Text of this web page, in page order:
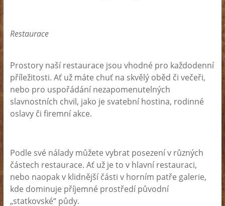
Restaurace
Prostory naší restaurace jsou vhodné pro každodenní
příležitosti. Ať už máte chuť na skvělý oběd či večeři,
nebo pro uspořádání nezapomenutelných
slavnostních chvil, jako je svatební hostina, rodinné
oslavy či firemní akce.
Podle své nálady můžete vybrat posezení v různých
částech restaurace. Ať už je to v hlavní restauraci,
nebo naopak v klidnější části v horním patře galerie,
kde dominuje příjemné prostředí původní
„statkovské“ půdy.